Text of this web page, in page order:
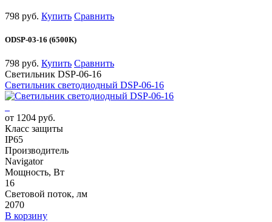
798 руб. Купить Сравнить
ODSP-03-16 (6500К)
798 руб. Купить Сравнить
Светильник DSP-06-16
Светильник светодиодный DSP-06-16
от 1204 руб.
Класс защиты
IP65
Производитель
Navigator
Мощность, Вт
16
Световой поток, лм
2070
В корзину